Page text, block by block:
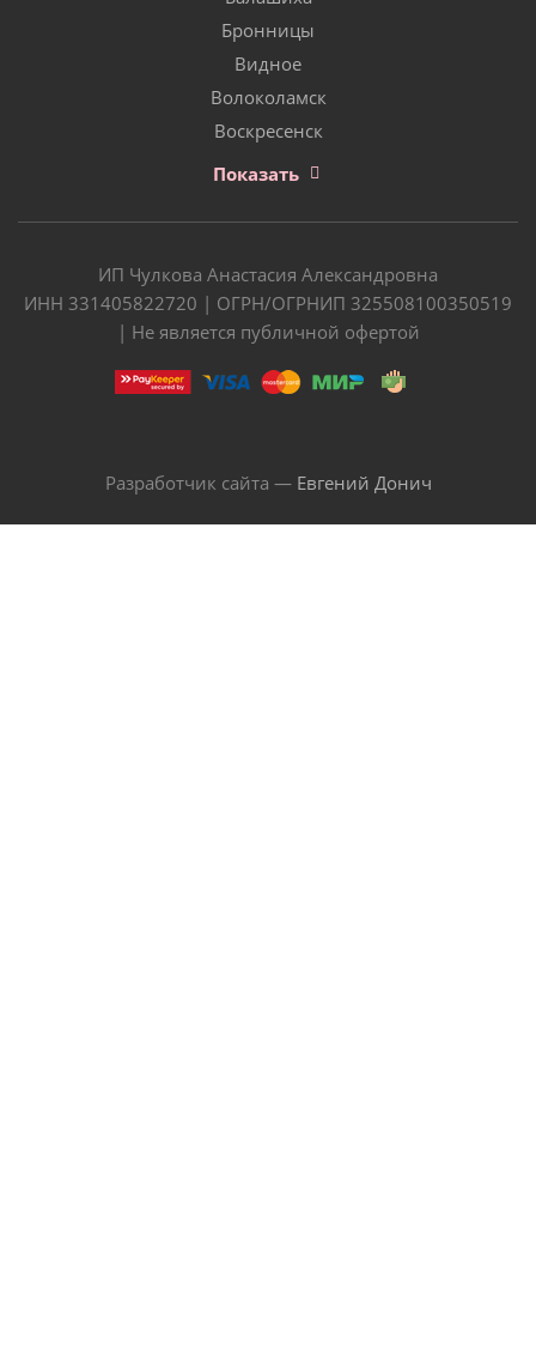
Бронницы
Видное
Волоколамск
Воскресенск
Показать
ИП Чулкова Анастасия Александровна
ИНН 331405822720 | ОГРН/ОГРНИП 325508100350519
| Не является публичной офертой
Разработчик сайта — Евгений Донич